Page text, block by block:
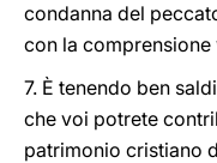
condanna del
con la comprensione
7. È tenendo ben
che voi potrete
patrimonio cristiano